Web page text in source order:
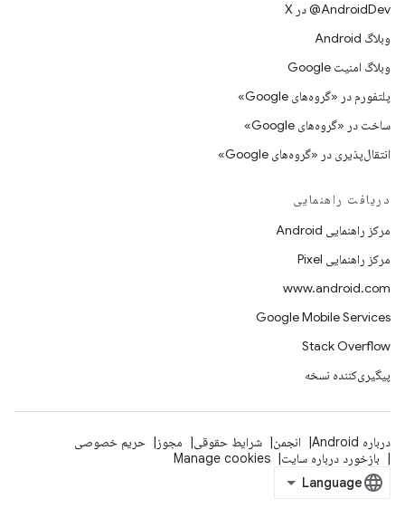
‫‎@AndroidDev در X
وبلاگ Android
وبلاگ امنیت Google
پلتفورم در «گروه‌های Google»
ساخت در «گروه‌های Google»
انتقال‌پذیری در «گروه‌های Google»
دریافت راهنمایی
مرکز راهنمایی Android
مرکز راهنمایی Pixel
www.android.com
Google Mobile Services
Stack Overflow
پیگیری‌کننده نسخه
درباره Android انجمن شرایط حقوقی مجوز
حریم خصوصی
بازخورد درباره سایت
Manage cookies